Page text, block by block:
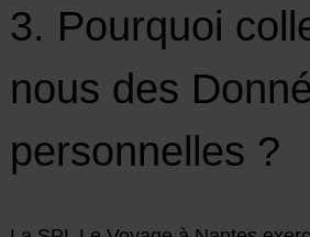
3. Pourquoi
nous des
personnelles ?